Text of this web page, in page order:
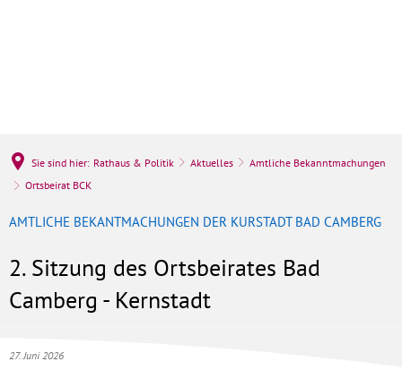
Sie sind hier: Rathaus & Politik Aktuelles
Amtliche Bekanntmachungen
Ortsbeirat BCK
AMTLICHE BEKANTMACHUNGEN DER KURSTADT BAD CAMBERG
2. Sitzung des Ortsbeirates Bad
Camberg - Kernstadt
27. Juni 2026